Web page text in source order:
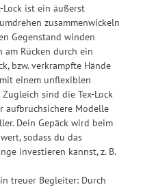
wird. Sie können Ihre
lediglich für bestimmte
für die Zukunft widerrufen.
Lock ist ein äußerst
zusammenwickeln
Gegenstand winden
am Rücken durch ein
bzw. verkrampfte Hände
einem unflexiblen
sind die Tex-Lock
aufbruchsichere Modelle
Dein Gepäck wird beim
sodass du das
investieren kannst, z. B.
treuer Begleiter: Durch